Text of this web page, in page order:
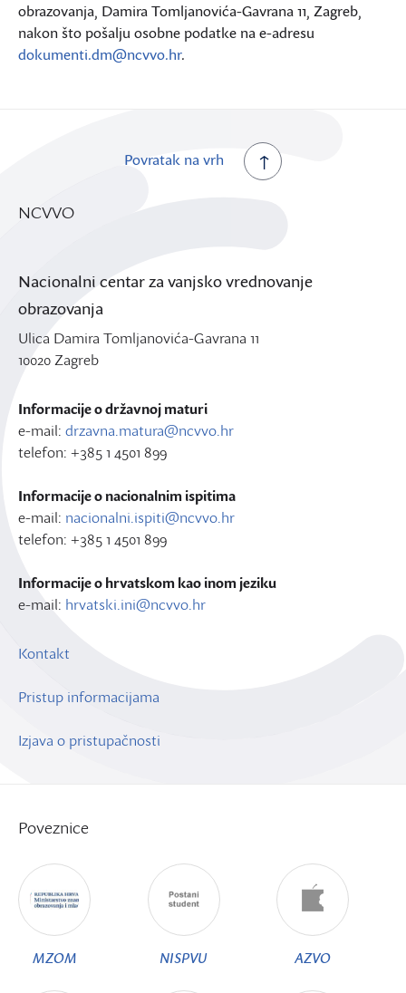
obrazovanja, Damira Tomljanovića-Gavrana 11, Zagreb,
nakon što pošalju osobne podatke na e-adresu
dokumenti.dm@ncvvo.hr.
Povratak na vrh
NCVVO
Nacionalni centar za vanjsko vrednovanje
obrazovanja
Ulica Damira Tomljanovića-Gavrana 11
10020 Zagreb
Informacije o državnoj maturi
e-mail: drzavna.matura@ncvvo.hr
telefon: +385 1 4501 899
Informacije o nacionalnim ispitima
e-mail: nacionalni.ispiti@ncvvo.hr
telefon: +385 1 4501 899
Informacije o hrvatskom kao inom jeziku
e-mail: hrvatski.ini@ncvvo.hr
Kontakt
Pristup informacijama
Izjava o pristupačnosti
Poveznice
MZOM NISPVU AZVO